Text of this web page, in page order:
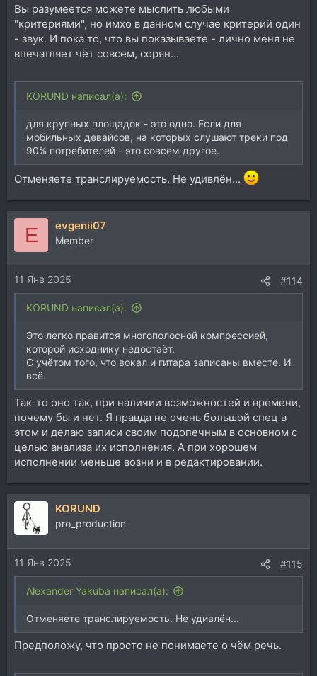
Вы разумеется можете мыслить любыми
"критериями", но имхо в данном случае критерий один
- звук. И пока то, что вы показываете - лично меня не
впечатляет чёт совсем, сорян...
KORUND написал(а):
для крупных площадок - это одно. Если для
мобильных девайсов, на которых слушают треки под
90% потребителей - это совсем другое.
Отменяете транслируемость. Не удивлён...
E evgenii07
Member
11 Янв 2025 #114
KORUND написал(а):
Это легко правится многополосной компрессией,
которой исходнику недостаёт.
С учётом того, что вокал и гитара записаны вместе. И
всё.
Так-то оно так, при наличии возможностей и времени,
почему бы и нет. Я правда не очень большой спец в
этом и делаю записи своим подопечным в основном с
целью анализа их исполнения. А при хорошем
исполнении меньше возни и в редактировании.
KORUND
pro_production
11 Янв 2025 #115
Alexander Yakuba написал(а):
Отменяете транслируемость. Не удивлён...
Предположу, что просто не понимаете о чём речь.